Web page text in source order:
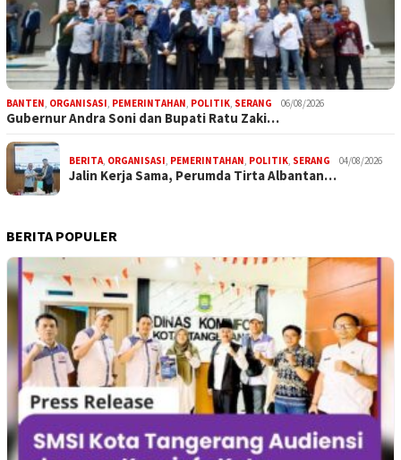
BANTEN, ORGANISASI, PEMERINTAHAN, POLITIK, SERANG 06/08/2026
Gubernur Andra Soni dan Bupati Ratu Zaki…
BERITA, ORGANISASI, PEMERINTAHAN, POLITIK, SERANG 04/08/2026
Jalin Kerja Sama, Perumda Tirta Albantan…
BERITA POPULER